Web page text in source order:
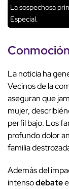
La sospechosa
Especial.
La noticia ha
Vecinos de la
aseguran que
mujer,
perfil bajo. Los
profundo dolor
familia
Además del
intensodebate